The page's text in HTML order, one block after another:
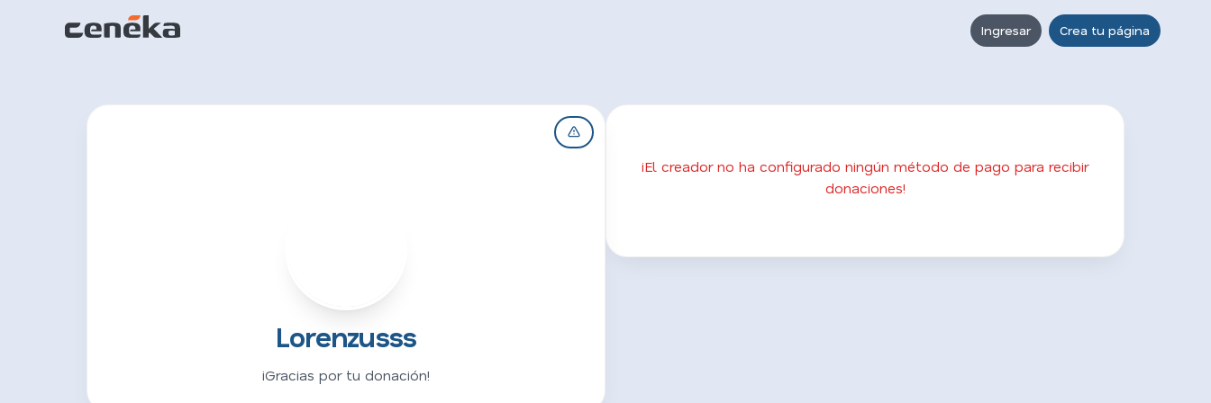
Ingresar Crea tu página
Lorenzusss
¡Gracias por tu donación!
¡El creador no ha configurado ningún método de pago para recibir
donaciones!